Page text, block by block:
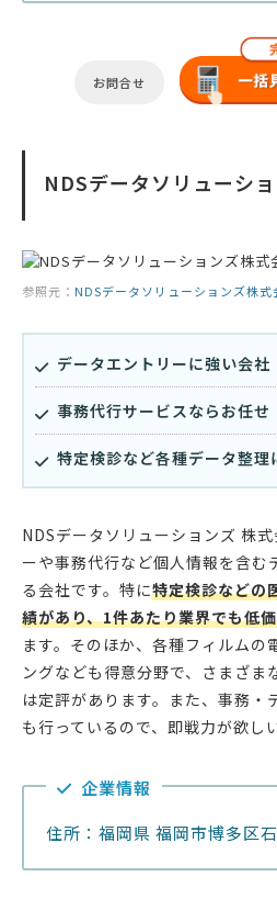
お問合せ
NDSデータソリューシ
参照元： NDSデータソリューションズ株式
データエントリーに強い会社
事務代行サービスならお任せ
特定検診など各種データ整理
NDSデータソリューションズ 株
ーや事務代行など個人情報を含む
る会社です。特に特定検診などの
績があり、1件あたり業界でも低
ます。そのほか、各種フィルムの
ングなども得意分野で、さまざま
は定評があります。また、事務・
も行っているので、即戦力が欲し
企業情報
住所：福岡県 福岡市博多区